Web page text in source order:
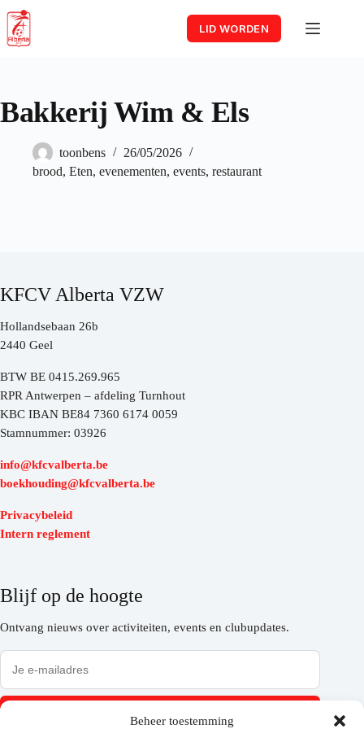
Beheer toestemming
content
LID WORDEN
Bakkerij Wim & Els
toonbens
26/05/2026
brood, Eten, evenementen, events, restaurant
KFCV Alberta VZW
Hollandsebaan 26b
2440 Geel
BTW BE 0415.269.965
RPR Antwerpen – afdeling Turnhout
KBC IBAN BE84 7360 6174 0059
Stamnummer: 03926
info@kfcvalberta.be
boekhouding@kfcvalberta.be
Privacybeleid
Intern reglement
Blijf op de hoogte
Ontvang nieuws over activiteiten, events en clubupdates.
Inschrijven